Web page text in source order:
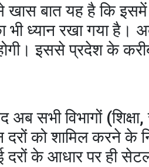
बात यह है कि इसमें
ध्यान रखा गया है।
होगी। इससे प्रदेश के
अब सभी विभागों
को शामिल करने के
के आधार पर ही